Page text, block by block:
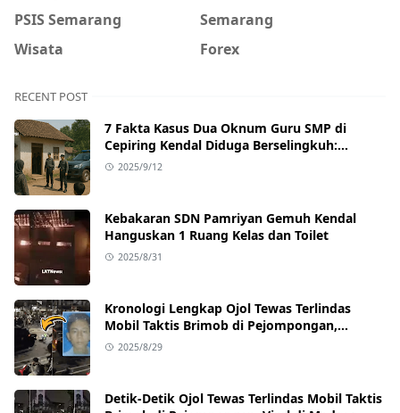
PSIS Semarang
Semarang
Wisata
Forex
RECENT POST
7 Fakta Kasus Dua Oknum Guru SMP di
Cepiring Kendal Diduga Berselingkuh:
Kronologi, Pengakuan, hingga Sanksi
2025/9/12
Kebakaran SDN Pamriyan Gemuh Kendal
Hanguskan 1 Ruang Kelas dan Toilet
2025/8/31
Kronologi Lengkap Ojol Tewas Terlindas
Mobil Taktis Brimob di Pejompongan,
Ternyata Sedang Antar Orderan
2025/8/29
Detik-Detik Ojol Tewas Terlindas Mobil Taktis